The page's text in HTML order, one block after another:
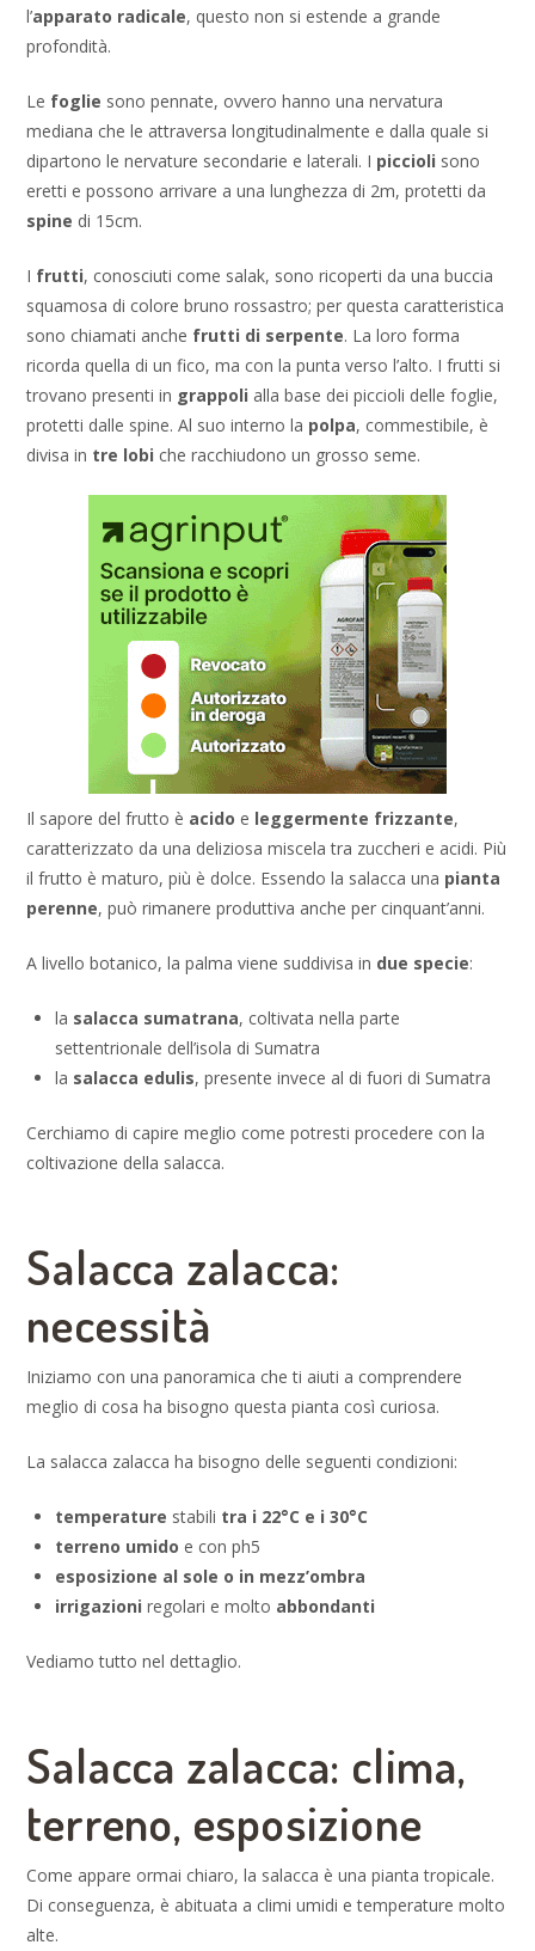
l’apparato radicale, questo non si estende a grande
profondità.
Le foglie sono pennate, ovvero hanno una nervatura
mediana che le attraversa longitudinalmente e dalla quale si
dipartono le nervature secondarie e laterali. I piccioli sono
eretti e possono arrivare a una lunghezza di 2m, protetti da
spine di 15cm.
I frutti, conosciuti come salak, sono ricoperti da una buccia
squamosa di colore bruno rossastro; per questa caratteristica
sono chiamati anche frutti di serpente. La loro forma
ricorda quella di un fico, ma con la punta verso l’alto. I frutti si
trovano presenti in grappoli alla base dei piccioli delle foglie,
protetti dalle spine. Al suo interno la polpa, commestibile, è
divisa in tre lobi che racchiudono un grosso seme.
Il sapore del frutto è acido e leggermente frizzante,
caratterizzato da una deliziosa miscela tra zuccheri e acidi. Più
il frutto è maturo, più è dolce. Essendo la salacca una pianta
perenne, può rimanere produttiva anche per cinquant’anni.
A livello botanico, la palma viene suddivisa in due specie:
la salacca sumatrana, coltivata nella parte
settentrionale dell’isola di Sumatra
la salacca edulis, presente invece al di fuori di Sumatra
Cerchiamo di capire meglio come potresti procedere con la
coltivazione della salacca.
Salacca zalacca:
necessità
Iniziamo con una panoramica che ti aiuti a comprendere
meglio di cosa ha bisogno questa pianta così curiosa.
La salacca zalacca ha bisogno delle seguenti condizioni:
temperature stabili tra i 22°C e i 30°C
terreno umido e con ph5
esposizione al sole o in mezz’ombra
irrigazioni regolari e molto abbondanti
Vediamo tutto nel dettaglio.
Salacca zalacca: clima,
terreno, esposizione
Come appare ormai chiaro, la salacca è una pianta tropicale.
Di conseguenza, è abituata a climi umidi e temperature molto
alte.